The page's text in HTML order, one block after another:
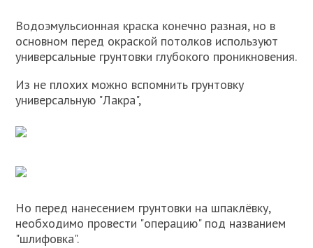
Водоэмульсионная краска конечно разная, но в
основном перед окраской потолков используют
универсальные грунтовки глубокого проникновения.
Из не плохих можно вспомнить грунтовку
универсальную "Лакра",
Но перед нанесением грунтовки на шпаклёвку,
необходимо провести "операцию" под названием
"шлифовка".